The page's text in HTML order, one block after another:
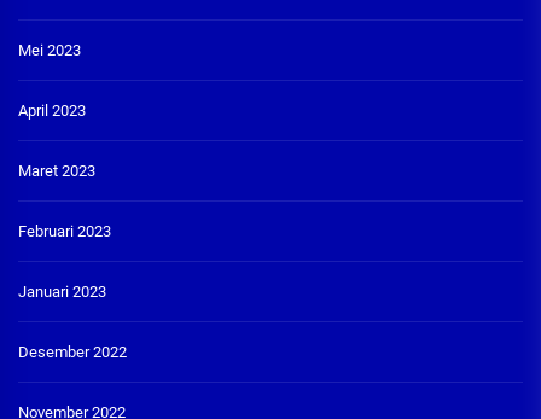
Mei 2023
April 2023
Maret 2023
Februari 2023
Januari 2023
Desember 2022
November 2022